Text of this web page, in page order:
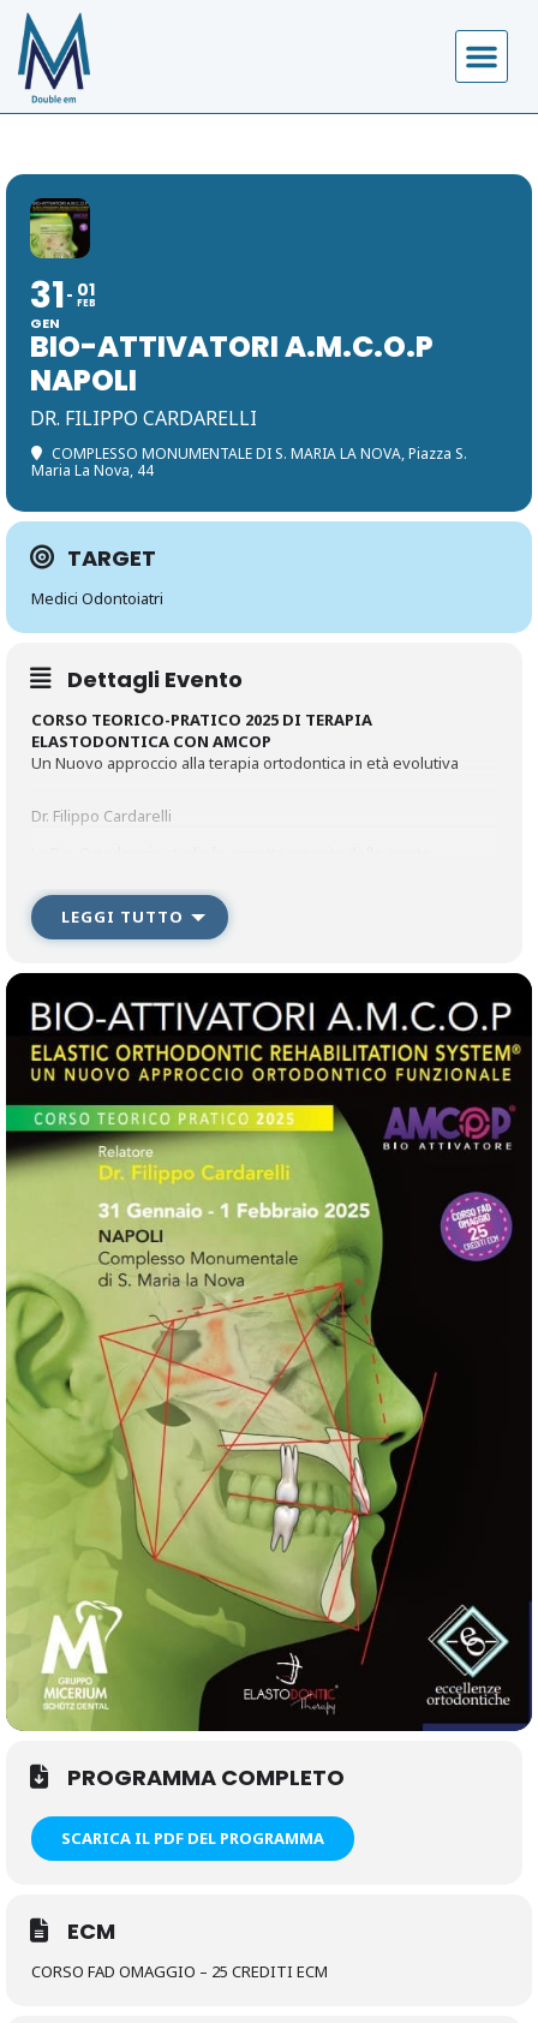
31
GEN
01
FEB
BIO-ATTIVATORI A.M.C.O.P
NAPOLI
DR. FILIPPO CARDARELLI
COMPLESSO MONUMENTALE DI S. MARIA LA NOVA, Piazza S.
Maria La Nova, 44
TARGET
Medici Odontoiatri
Dettagli Evento
CORSO TEORICO-PRATICO 2025 DI TERAPIA
ELASTODONTICA CON AMCOP
Un Nuovo approccio alla terapia ortodontica in età evolutiva
Dr. Filippo Cardarelli
evoluzione. Tale interrelazione è il risultato di un complesso
processo dinamico che si esplica dall’infanzia all’età adulta
mediante fisiologici cambiamenti, maggiormente evidenti in
influenze ambientali e al processo di formazione ed eruzione
degli elementi dentali.
Dalle evidenze scientifiche e cliniche oggi sappiamo che
l’equilibrio muscolo­-scheletrico dell’apparato stomatognatico
corpo del paziente, in altre parole i disturbi funzionali
dell’occlusione, dell’articolazione temporo­mandibolare e dei
muscoli masticatori possono provocare disfunzioni in distretti
diversi dell’organismo, lontani dalla bocca come la testa, la zona
cervicale, la schiena, il bacino, gli arti inferiori e il piede.
LEGGI TUTTO
PROGRAMMA COMPLETO
SCARICA IL PDF DEL PROGRAMMA
ECM
CORSO FAD OMAGGIO – 25 CREDITI ECM